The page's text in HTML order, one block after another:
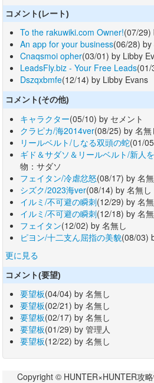
コメント(レート)
To the rakuwiki.com Owner!(07/29)
An app for your business(06/28)
Cnaqsmoi opher(03/01) by Libby
LeadsFly.biz - Your Free Leads(01/
Dszqxbmfe(12/14) by Libby Evans
コメント(その他)
キャラクター(05/10) by セメント
クラピカ/海2014ver(08/25) by 名無
リールベルト/しなる双頭の蛇(01/
ギド＆サダソ＆リールベルト/新人
物：サダソ
フェイタン/冷虐忿怒(08/17) by 名
シズク/2023海ver(08/14) by 名無し
イルミ/不可避の瞬刺(12/29) by 名
イルミ/不可避の瞬刺(12/18) by 名
フェイタン(12/02) by 名無し
ピヨン/十二支ん屈指の美貌(08/03)
更に見る
コメント(要望)
要望板(04/04) by 名無し
要望板(02/21) by 名無し
要望板(02/17) by 名無し
要望板(01/29) by 管理人
要望板(12/22) by 名無し
Copyright © HUNTER×HUNTER攻